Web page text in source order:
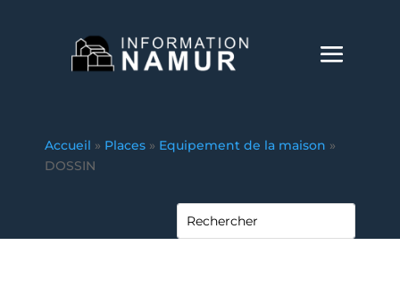
Accueil » Places » Equipement de la maison »
DOSSIN